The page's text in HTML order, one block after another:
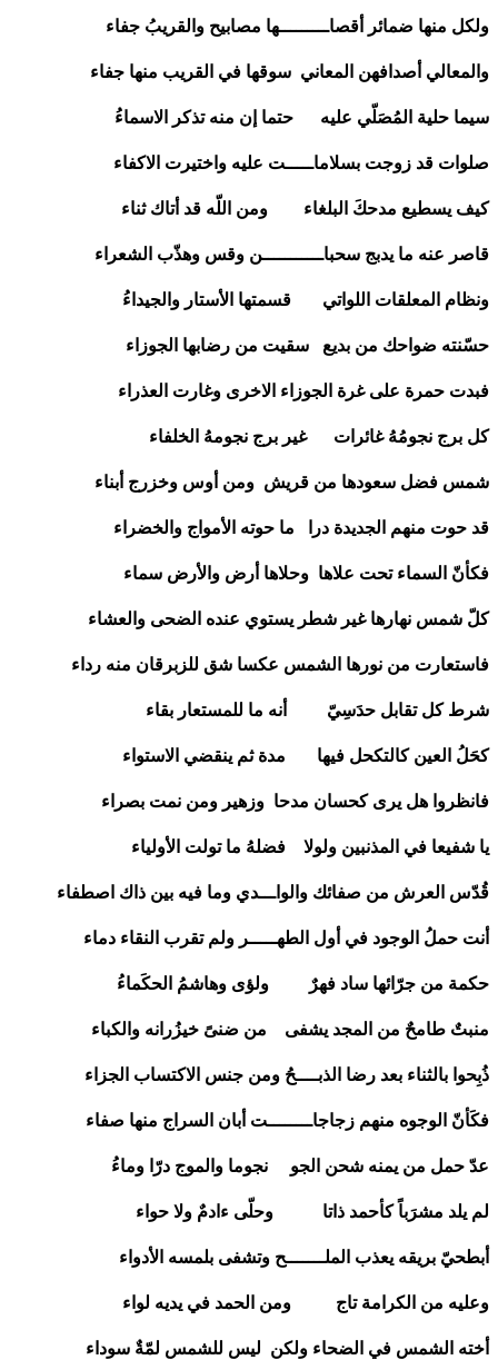
ولكل منها ضمائر أقصاـــــــــها مصابيح والقريبُ جفاء
والمعالي أصدافهن المعاني سوقها في القريب منها جفاء
سيما حلية المُصَلّي عليه حتما إن منه تذكر الاسماءُ
صلوات قد زوجت بسلاماـــــت عليه واختيرت الاكفاء
كيف يسطيع مدحكَ البلغاء ومن اللّه قد أتاك ثناء
قاصر عنه ما يدبج سحباـــــــــــن وقس وهذّب الشعراء
ونظام المعلقات اللواتي قسمتها الأستار والجيداءُ
حسّنته ضواحك من بديع سقيت من رضابها الجوزاء
فبدت حمرة على غرة الجوزاء الاخرى وغارت العذراء
كل برج نجومُهُ غائرات غير برج نجومهُ الخلفاء
شمس فضل سعودها من قريش ومن أوس وخزرج أبناء
قد حوت منهم الجديدة درا ما حوته الأمواج والخضراء
فكأنّ السماء تحت علاها وحلاها أرض والأرض سماء
كلّ شمس نهارها غير شطر يستوي عنده الضحى والعشاء
فاستعارت من نورها الشمس عكسا شق للزبرقان منه رداء
شرط كل تقابل حدَسِيّ أنه ما للمستعار بقاء
كحَلُ العين كالتكحل فيها مدة ثم ينقضي الاستواء
فانظروا هل يرى كحسان مدحا وزهير ومن نمت بصراء
يا شفيعا في المذنبين ولولا فضلهُ ما تولت الأولياء
قُدّس العرش من صفائك والواـــدي وما فيه بين ذاك اصطفاء
أنت حملُ الوجود في أول الطهـــــر ولم تقرب النقاء دماء
حكمة من جرّائها ساد فهرٌ ولؤى وهاشمُ الحكَماءُ
منبتٌ طامحٌ من المجد يشفى من ضنىً خيزُرانه والكباء
ذُبِحوا بالثناء بعد رضا الذبــــحُ ومن جنس الاكتساب الجزاء
فكَأنّ الوجوه منهم زجاجاــــــــت أبان السراج منها صفاء
عدّ حمل من يمنه شحن الجو نجوما والموج درّا وماءُ
لم يلد مشرَباً كأحمد ذاتا وحلّى ءادمٌ ولا حواء
أبطحيّ بريقه يعذب الملـــــــح وتشفى بلمسه الأدواء
وعليه من الكرامة تاج ومن الحمد في يديه لواء
أخته الشمس في الضحاء ولكن ليس للشمس لمّةٌ سوداء